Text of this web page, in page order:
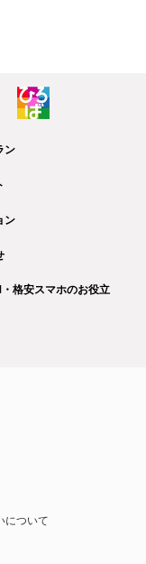
ン
ン
格安スマホのお役立
について